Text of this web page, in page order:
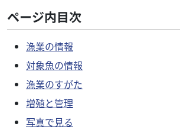
ページ内目次
漁業の情報
対象魚の情報
漁業のすがた
増殖と管理
写真で見る